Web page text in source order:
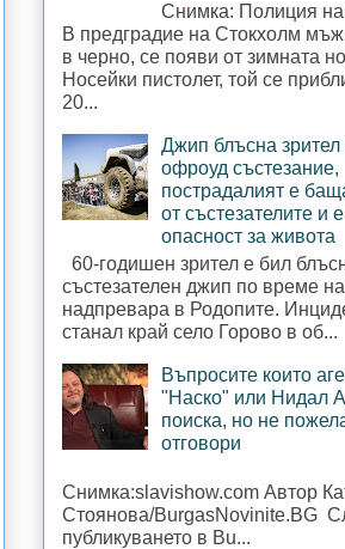
Снимка: Полиция
В предградие на Стокхолм
в черно, се появи от зимната
Носейки пистолет, той се
20...
Джип блъсна зрител
офроуд състезание,
пострадалият е
от състезателите и
опасност за живота
60-годишен зрител е бил
състезателен джип по време
надпревара в Родопите.
станал край село Горово в об...
Въпросите които
"Наско" или Нидал
поиска, но не
отговори
Снимка:slavishow.com Автор
Стоянова/BurgasNovinite.BG
публикуването в Bu...